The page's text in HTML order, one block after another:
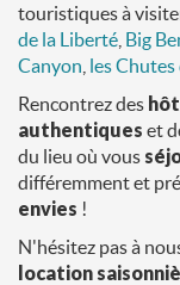
touristiques à
de la Liberté Big
Canyon les
Rencontrez des
authentiques et
du lieu où vous
différemment et
envies !
N'hésitez pas à
location